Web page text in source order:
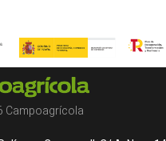
Campoagrícola